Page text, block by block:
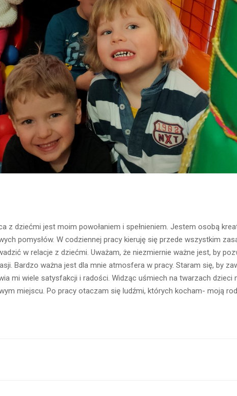
z dziećmi jest moim powołaniem i spełnieniem. Jestem osobą
pomysłów. W codziennej pracy kieruję się przede wszystkim
w relacje z dziećmi. Uważam, że niezmiernie ważne jest, by
Bardzo ważna jest dla mnie atmosfera w pracy. Staram się, by
mi wiele satysfakcji i radości. Widząc uśmiech na twarzach dzieci
miejscu. Po pracy otaczam się ludźmi, których kocham- moją